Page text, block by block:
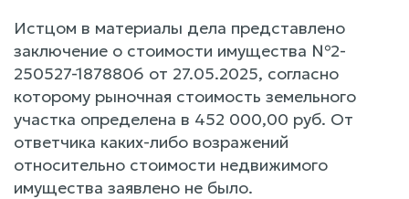
Истцом в материалы дела представлено
заключение о стоимости имущества №2-
250527-1878806 от 27.05.2025, согласно
которому рыночная стоимость земельного
участка определена в 452 000,00 руб. От
ответчика каких-либо возражений
относительно стоимости недвижимого
имущества заявлено не было.